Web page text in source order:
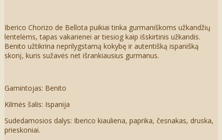
Iberico Chorizo de Bellota puikiai tinka gurmaniškoms užkandžių
lentelėms, tapas vakarienei ar tiesiog kaip išskirtinis užkandis.
Benito užtikrina neprilygstamą kokybę ir autentišką ispanišką
skonį, kuris sužavės net išrankiausius gurmanus.
Gamintojas: Benito
Kilmės šalis: Ispanija
Sudedamosios dalys: Iberico kiauliena, paprika, česnakas, druska,
prieskoniai.